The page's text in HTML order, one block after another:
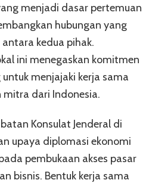
menjadi dasar pertemuan
hubungan yang
kedua pihak.
ini menegaskan komitmen
menjajaki kerja sama
dari Indonesia.
Konsulat Jenderal di
upaya diplomasi ekonomi
pembukaan akses pasar
bisnis. Bentuk kerja sama